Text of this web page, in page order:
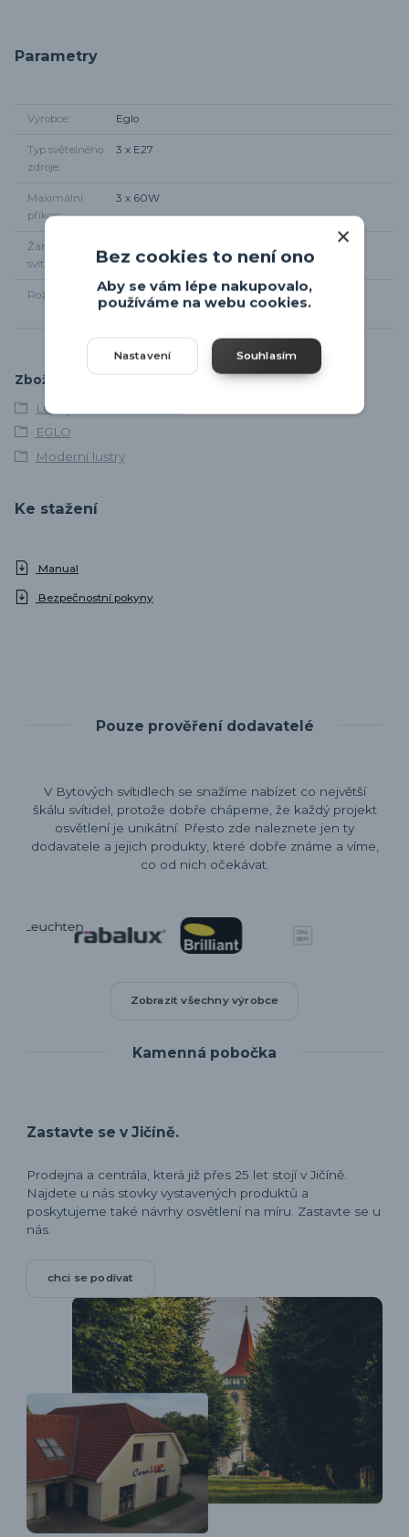
Parametry
Výrobce Eglo
Typ světelného
zdroje
3 x E27
Maximální
příkon
3 x 60W
Žárovky součástí
svítidla
Rozměr svítidla Od stropu max.110cm, šířka 90,5cm, ø stínidla
Zboží zařazeno v kategoriích
Lustry a závěsná svítidla
EGLO
Moderní lustry
Ke stažení
Manual
Bezpečnostní pokyny
Pouze prověření dodavatelé
V Bytových svítidlech se snažíme nabízet co největší
škálu svítidel, protože dobře chápeme, že každý projekt
osvětlení je unikátní. Přesto zde naleznete jen ty
dodavatele a jejich produkty, které dobře známe a víme,
co od nich očekávat.
Zobrazit všechny výrobce
Kamenná pobočka
Zastavte se v Jičíně.
Prodejna a centrála, která již přes 25 let stojí v Jičíně.
Najdete u nás stovky vystavených produktů a
poskytujeme také návrhy osvětlení na míru. Zastavte se u
nás.
chci se podívat
Bez cookies to není ono
Aby se vám lépe nakupovalo,
používáme na webu cookies.
Nastavení Souhlasím